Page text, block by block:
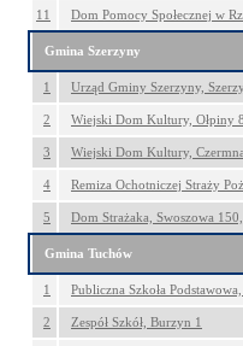
11 Dom Pomocy Społecznej w
Gmina Szerzyny
1 Urząd Gminy Szerzyny,
2 Wiejski Dom Kultury, Ołpiny
3 Wiejski Dom Kultury,
4 Remiza Ochotniczej Straży
5 Dom Strażaka, Swoszowa
Gmina Tuchów
1 Publiczna Szkoła
2 Zespół Szkół, Burzyn 1